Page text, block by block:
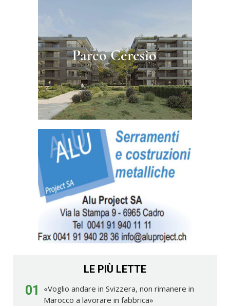
LE PIÙ LETTE
01
«Voglio andare in Svizzera, non rimanere in
Marocco a lavorare in fabbrica»